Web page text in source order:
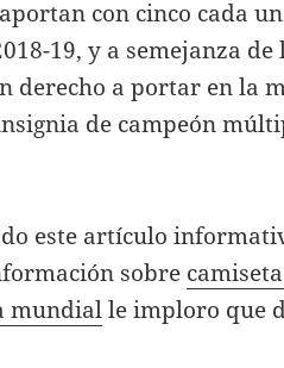
con cinco cada
19, y a semejanza de
derecho a portar en la
de campeón
este artículo
sobre
mundialle imploro que